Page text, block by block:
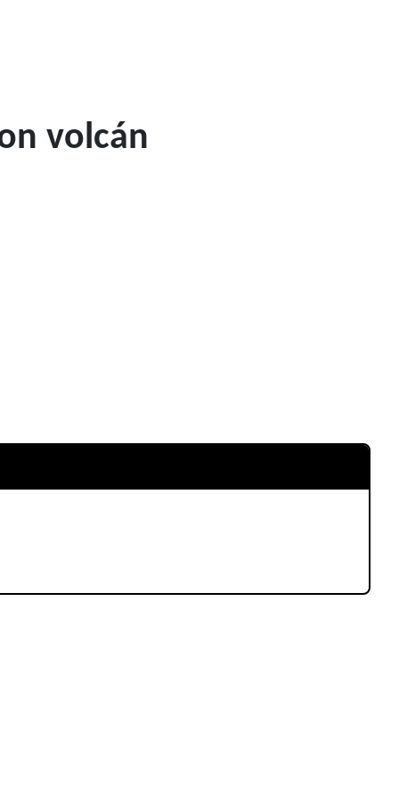
volcán